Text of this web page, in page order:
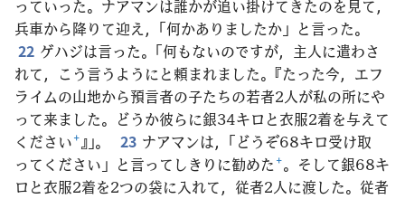
っていった。ナアマンは誰かが追い掛けてきたのを見て，
兵車から降りて迎え，「何かありましたか」と言った。
22 ゲハジは言った。「何もないのですが，主人に遣わさ
れて，こう言うようにと頼まれました。『たった今，エフ
ライムの山地から預言者の子たちの若者2人が私の所にや
って来ました。どうか彼らに銀34キロと衣服2着を与えて
ください+』」。 23 ナアマンは，「どうぞ68キロ受け取
ってください」と言ってしきりに勧めた+。そして銀68キ
ロと衣服2着を2つの袋に入れて，従者2人に渡した。従者